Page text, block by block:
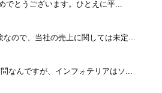
でとうございます。ひとえに平...
なので、当社の売上に関しては未定...
なんですが、インフォテリアはソ...